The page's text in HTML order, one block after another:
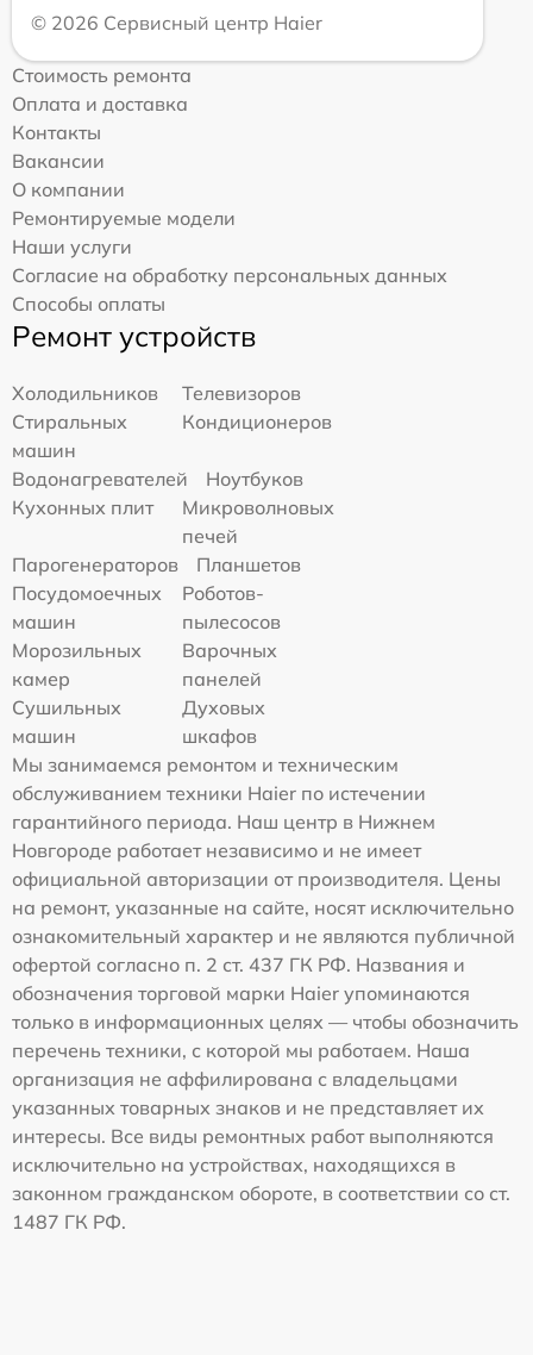
© 2026 Сервисный центр Haier
Стоимость ремонта
Оплата и доставка
Контакты
Вакансии
О компании
Ремонтируемые модели
Наши услуги
Согласие на обработку персональных данных
Способы оплаты
Ремонт устройств
Холодильников
Телевизоров
Стиральных
машин
Кондиционеров
Водонагревателей
Ноутбуков
Кухонных плит
Микроволновых
печей
Парогенераторов
Планшетов
Посудомоечных
машин
Роботов-
пылесосов
Морозильных
камер
Варочных
панелей
Сушильных
машин
Духовых
шкафов
Мы занимаемся ремонтом и техническим
обслуживанием техники Haier по истечении
гарантийного периода. Наш центр в Нижнем
Новгороде работает независимо и не имеет
официальной авторизации от производителя. Цены
на ремонт, указанные на сайте, носят исключительно
ознакомительный характер и не являются публичной
офертой согласно п. 2 ст. 437 ГК РФ. Названия и
обозначения торговой марки Haier упоминаются
только в информационных целях — чтобы обозначить
перечень техники, с которой мы работаем. Наша
организация не аффилирована с владельцами
указанных товарных знаков и не представляет их
интересы. Все виды ремонтных работ выполняются
исключительно на устройствах, находящихся в
законном гражданском обороте, в соответствии со ст.
1487 ГК РФ.